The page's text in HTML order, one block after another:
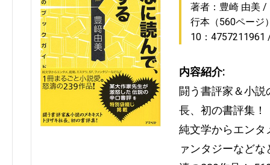
著者：豊崎 由美
行本（560ページ
10：4757211961
内容紹介:
闘う書評家＆小
長、初の書評集！
純文学からエンタ
ァンタジーなど